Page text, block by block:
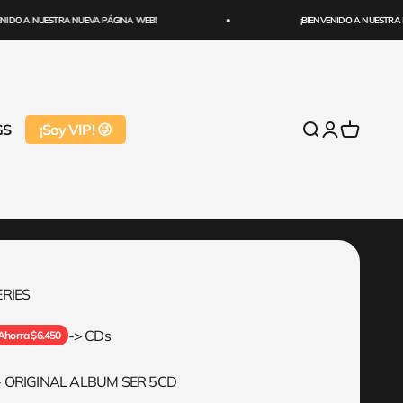
A NUESTRA NUEVA PÁGINA WEB! ¡BIENVENIDO A NUESTRA
¡Soy VIP! 😜 Abrir búsqueda
Abrir página
Abrir
$6.450 -> CDs
ALBUM SER 5CD